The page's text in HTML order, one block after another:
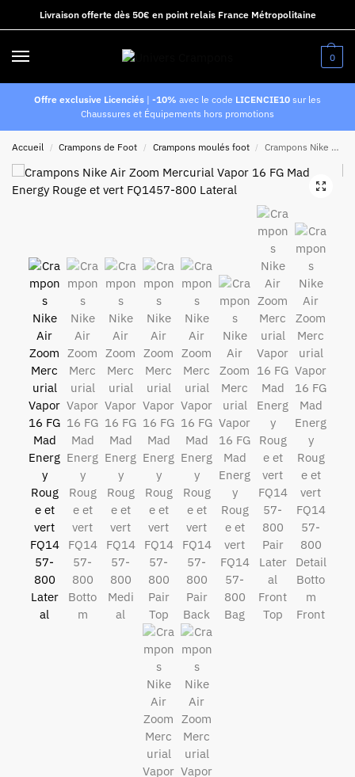
Livraison offerte dès 50€ en point relais France Métropolitaine
0
Offre exclusive Licenciés | -10% avec le code LICENCIE10 sur les
Chaussures et Équipements hors promotions
Accueil / Crampons de Foot / Crampons moulés foot / Crampons Nike Air Zoom Mercurial Vapor 16 FG Mad Energy Rouge et vert